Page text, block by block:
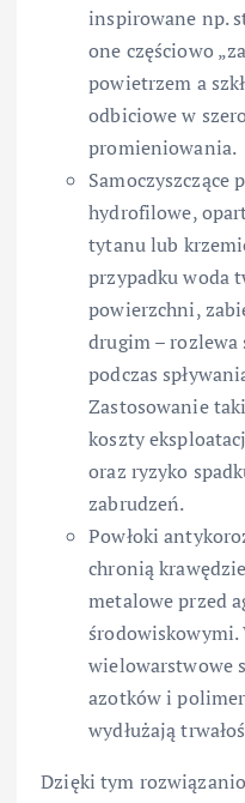
inspirowane np.
one częściowo
powietrzem a
odbiciowe w
promieniowania.
Samoczyszczące
hydrofilowe,
tytanu lub
przypadku woda
powierzchni,
drugim – rozlewa
podczas
Zastosowanie
koszty
oraz ryzyko
zabrudzeń.
Powłoki
chronią
metalowe przed
wielowarstwowe
azotków i
wydłużają
Dzięki tym